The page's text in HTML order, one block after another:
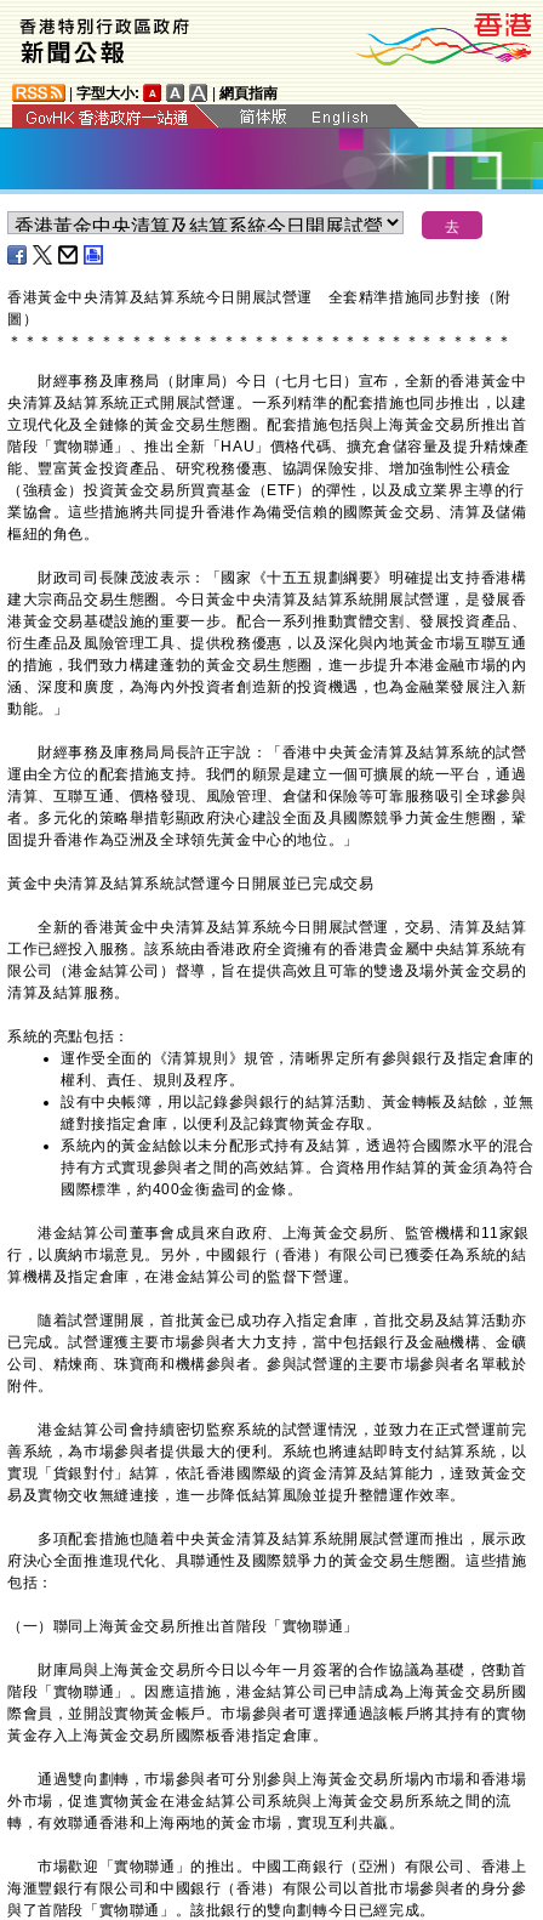
字型大小: 網頁指南
香港黃金中央清算及結算系統今日開展試營運 全套精準措施同步對接（附
圖）
＊ ＊ ＊ ＊ ＊ ＊ ＊ ＊ ＊ ＊ ＊ ＊ ＊ ＊ ＊ ＊ ＊ ＊ ＊ ＊ ＊ ＊ ＊ ＊ ＊ ＊ ＊ ＊ ＊ ＊ ＊ ＊ ＊
財經事務及庫務局（財庫局）今日（七月七日）宣布，全新的香港黃金中
央清算及結算系統正式開展試營運。一系列精準的配套措施也同步推出，以建
立現代化及全鏈條的黃金交易生態圈。配套措施包括與上海黃金交易所推出首
階段「實物聯通」、推出全新「HAU」價格代碼、擴充倉儲容量及提升精煉產
能、豐富黃金投資產品、研究稅務優惠、協調保險安排、增加強制性公積金
（強積金）投資黃金交易所買賣基金（ETF）的彈性，以及成立業界主導的行
業協會。這些措施將共同提升香港作為備受信賴的國際黃金交易、清算及儲備
樞紐的角色。
財政司司長陳茂波表示：「國家《十五五規劃綱要》明確提出支持香港構
建大宗商品交易生態圈。今日黃金中央清算及結算系統開展試營運，是發展香
港黃金交易基礎設施的重要一步。配合一系列推動實體交割、發展投資產品、
衍生產品及風險管理工具、提供稅務優惠，以及深化與內地黃金市場互聯互通
的措施，我們致力構建蓬勃的黃金交易生態圈，進一步提升本港金融市場的內
涵、深度和廣度，為海內外投資者創造新的投資機遇，也為金融業發展注入新
動能。」
財經事務及庫務局局長許正宇說：「香港中央黃金清算及結算系統的試營
運由全方位的配套措施支持。我們的願景是建立一個可擴展的統一平台，通過
清算、互聯互通、價格發現、風險管理、倉儲和保險等可靠服務吸引全球參與
者。多元化的策略舉措彰顯政府決心建設全面及具國際競爭力黃金生態圈，鞏
固提升香港作為亞洲及全球領先黃金中心的地位。」
黃金中央清算及結算系統試營運今日開展並已完成交易
全新的香港黃金中央清算及結算系統今日開展試營運，交易、清算及結算
工作已經投入服務。該系統由香港政府全資擁有的香港貴金屬中央結算系統有
限公司（港金結算公司）督導，旨在提供高效且可靠的雙邊及場外黃金交易的
清算及結算服務。
系統的亮點包括：
運作受全面的《清算規則》規管，清晰界定所有參與銀行及指定倉庫的
權利、責任、規則及程序。
設有中央帳簿，用以記錄參與銀行的結算活動、黃金轉帳及結餘，並無
縫對接指定倉庫，以便利及記錄實物黃金存取。
系統內的黃金結餘以未分配形式持有及結算，透過符合國際水平的混合
持有方式實現參與者之間的高效結算。合資格用作結算的黃金須為符合
國際標準，約400金衡盎司的金條。
港金結算公司董事會成員來自政府、上海黃金交易所、監管機構和11家銀
行，以廣納巿場意見。另外，中國銀行（香港）有限公司已獲委任為系統的結
算機構及指定倉庫，在港金結算公司的監督下營運。
隨着試營運開展，首批黃金已成功存入指定倉庫，首批交易及結算活動亦
已完成。試營運獲主要市場參與者大力支持，當中包括銀行及金融機構、金礦
公司、精煉商、珠寶商和機構參與者。參與試營運的主要市場參與者名單載於
附件。
港金結算公司會持續密切監察系統的試營運情況，並致力在正式營運前完
善系統，為巿場參與者提供最大的便利。系統也將連結即時支付結算系統，以
實現「貨銀對付」結算，依託香港國際級的資金清算及結算能力，達致黃金交
易及實物交收無縫連接，進一步降低結算風險並提升整體運作效率。
多項配套措施也隨着中央黃金清算及結算系統開展試營運而推出，展示政
府決心全面推進現代化、具聯通性及國際競爭力的黃金交易生態圈。這些措施
包括：
（一）聯同上海黃金交易所推出首階段「實物聯通」
財庫局與上海黃金交易所今日以今年一月簽署的合作協議為基礎，啓動首
階段「實物聯通」。因應這措施，港金結算公司已申請成為上海黃金交易所國
際會員，並開設實物黃金帳戶。市場參與者可選擇通過該帳戶將其持有的實物
黃金存入上海黃金交易所國際板香港指定倉庫。
通過雙向劃轉，巿場參與者可分別參與上海黃金交易所場內市場和香港場
外市場，促進實物黃金在港金結算公司系統與上海黃金交易所系統之間的流
轉，有效聯通香港和上海兩地的黃金市場，實現互利共贏。
市場歡迎「實物聯通」的推出。中國工商銀行（亞洲）有限公司、香港上
海滙豐銀行有限公司和中國銀行（香港）有限公司以首批市場參與者的身分參
與了首階段「實物聯通」。該批銀行的雙向劃轉今日已經完成。